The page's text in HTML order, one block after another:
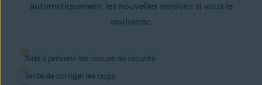
automatiquement les nouvelles versions si vous le
souhaitez.
Aide à prévenir les risques de sécurité
Tente de corriger les bugs